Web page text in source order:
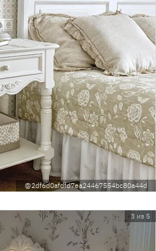
@2df6d0afdfd7ea24467554bc80a44d
3 из 5